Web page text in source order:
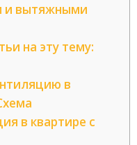
и вытяжными
на эту тему:
в
в квартире с